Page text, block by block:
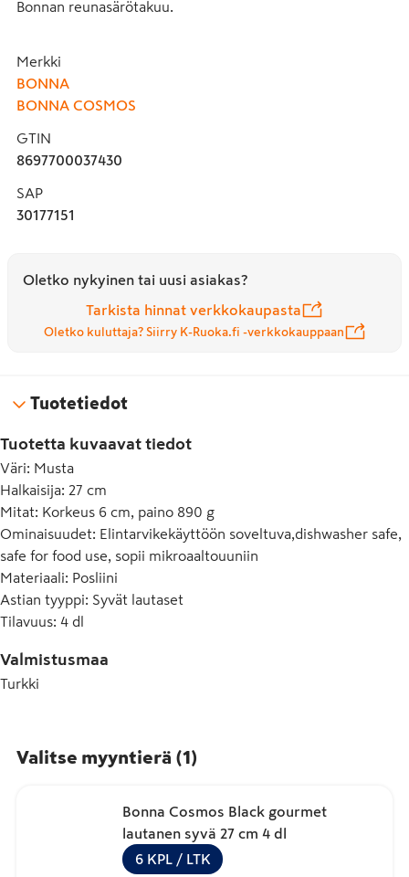
Bonnan reunasärötakuu.
Merkki
BONNA
BONNA COSMOS
GTIN
8697700037430
SAP
30177151
Oletko nykyinen tai uusi asiakas?
Tarkista hinnat verkkokaupasta
Oletko kuluttaja? Siirry K-Ruoka.fi -verkkokauppaan
Tuotetiedot
Tuotetta kuvaavat tiedot
Väri: Musta
Halkaisija: 27 cm
Mitat: Korkeus 6 cm, paino 890 g
Ominaisuudet: Elintarvikekäyttöön soveltuva,dishwasher safe,
safe for food use, sopii mikroaaltouuniin
Materiaali: Posliini
Astian tyyppi: Syvät lautaset
Tilavuus: 4 dl
Valmistusmaa
Turkki
Valitse myyntierä (1)
Bonna Cosmos Black gourmet
lautanen syvä 27 cm 4 dl
6 KPL / LTK